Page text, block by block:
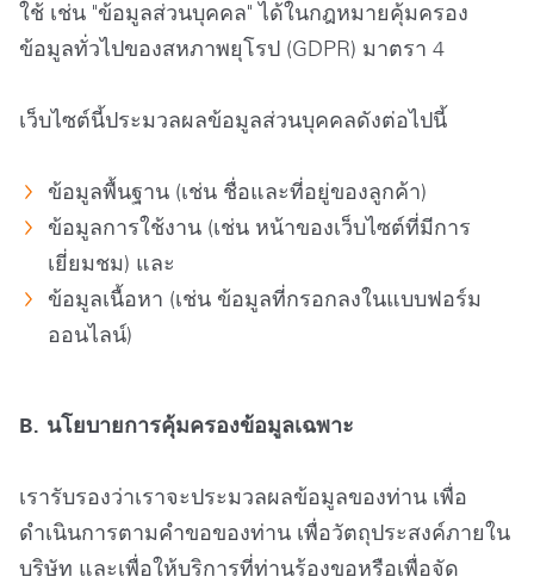
ใช้ เช่น "ข้อมูลส่วนบุคคล" ได้ในกฎหมายคุ้มครอง
ข้อมูลทั่วไปของสหภาพยุโรป (GDPR) มาตรา 4
เว็บไซต์นี้ประมวลผลข้อมูลส่วนบุคคลดังต่อไปนี้
ข้อมูลพื้นฐาน (เช่น ชื่อและที่อยู่ของลูกค้า)
ข้อมูลการใช้งาน (เช่น หน้าของเว็บไซต์ที่มีการ
เยี่ยมชม) และ
ข้อมูลเนื้อหา (เช่น ข้อมูลที่กรอกลงในแบบฟอร์ม
ออนไลน์)
B. นโยบายการคุ้มครองข้อมูลเฉพาะ
เรารับรองว่าเราจะประมวลผลข้อมูลของท่าน เพื่อ
ดำเนินการตามคำขอของท่าน เพื่อวัตถุประสงค์ภายใน
บริษัท และเพื่อให้บริการที่ท่านร้องขอหรือเพื่อจัด